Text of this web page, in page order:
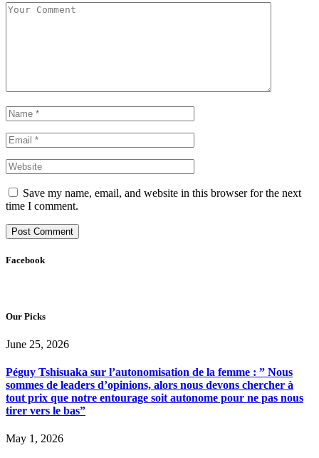
Save my name, email, and website in this browser for the next
time I comment.
Facebook
Our Picks
June 25, 2026
Péguy Tshisuaka sur l’autonomisation de la femme : ” Nous
sommes de leaders d’opinions, alors nous devons chercher à
tout prix que notre entourage soit autonome pour ne pas nous
tirer vers le bas”
May 1, 2026